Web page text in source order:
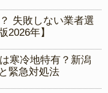
失敗しない業者選
2026年】
寒冷地特有？新潟
緊急対処法